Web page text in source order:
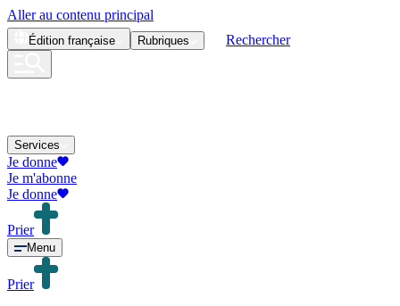
Aller au contenu principal
Édition française Rubriques Rechercher
Services
Je donne
Je m'abonne
Je donne
Prier
Menu
Prier